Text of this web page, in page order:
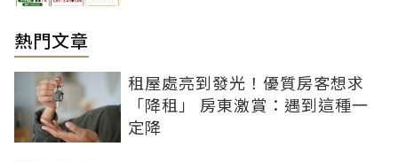
熱門文章
租屋處亮到發光！優質房客想求
「降租」 房東激賞：遇到這種一
定降